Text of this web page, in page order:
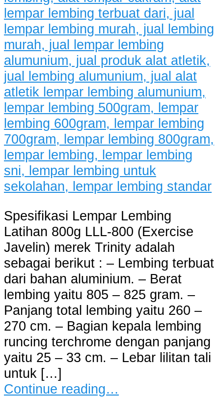
Spesifikasi Lempar Lembing
Latihan 800g LLL-800 (Exercise
Javelin) merek Trinity adalah
sebagai berikut : – Lembing terbuat
dari bahan aluminium. – Berat
lembing yaitu 805 – 825 gram. –
Panjang total lembing yaitu 260 –
270 cm. – Bagian kepala lembing
runcing terchrome dengan panjang
yaitu 25 – 33 cm. – Lebar lilitan tali
untuk […]
Continue reading…